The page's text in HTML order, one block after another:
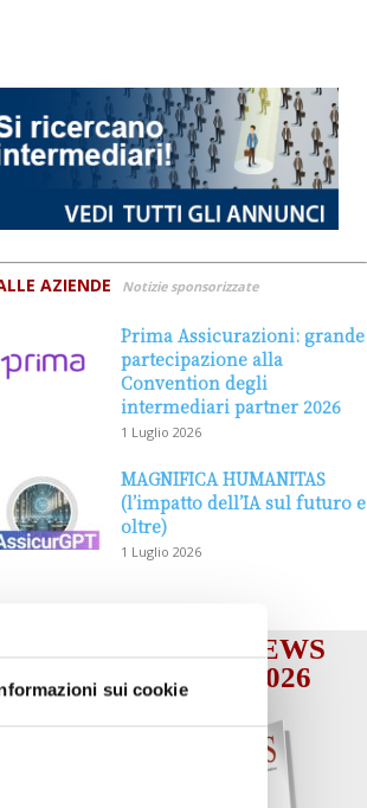
sui cookie
AZIENDE Notizie sponsorizzate
Prima Assicurazioni: grande
partecipazione alla
Convention degli
intermediari partner 2026
1 Luglio 2026
MAGNIFICA HUMANITAS
(l’impatto dell’IA sul futuro e
oltre)
1 Luglio 2026
MENSILE ASSINEWS
AGOSTO 2026